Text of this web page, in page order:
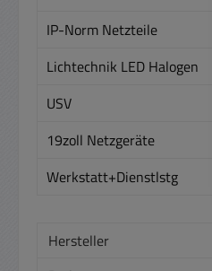
IP-Norm Netzteile
Lichtechnik LED Halogen
USV
19zoll Netzgeräte
Werkstatt+Dienstlstg
Hersteller